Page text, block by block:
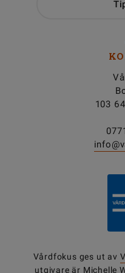
103
Vårdfokus ges ut av
utgivare är Michelle